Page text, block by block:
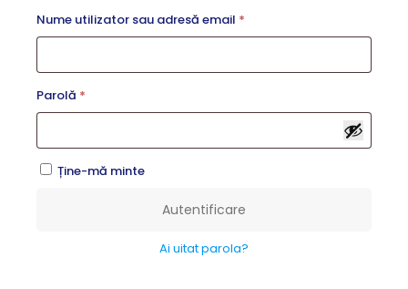
Nume utilizator sau adresă email *Obligatoriu
Parolă *Obligatoriu
Ține-mă minte
Autentificare
Ai uitat parola?